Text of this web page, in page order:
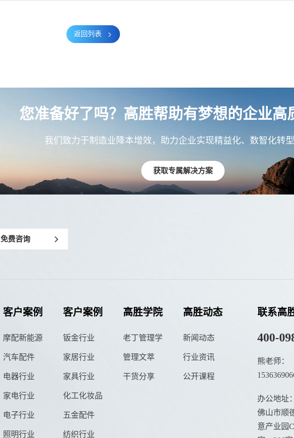
返回列表
您准备好了吗？高胜帮助有梦想的企业高
我们致力于制造业降本增效，助力企业实现精益化、数智化转
获取专属解决方案
免费咨询
客户案例
摩配新能源
汽车配件
电器行业
家电行业
电子行业
照明行业
客户案例
钣金行业
家居行业
家具行业
化工化妆品
五金配件
纺织行业
高胜学院
老丁管理学
管理文萃
干货分享
高胜动态
新闻动态
行业资讯
公开课程
联系高
400-
熊老师：
办公地址
佛山市顺
意产业园